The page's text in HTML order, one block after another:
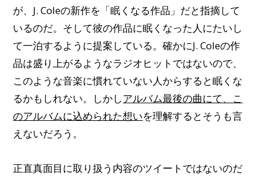
が、J. Coleの新作を「眠くなる作品」だと指摘して
いるのだ。そして彼の作品に眠くなった人にたいし
て一泊するように提案している。確かにJ. Coleの作
品は盛り上がるようなラジオヒットではないので、
このような音楽に慣れていない人からすると眠くな
るかもしれない。しかしアルバム最後の曲にて、こ
のアルバムに込められた想いを理解するとそうも言
えないだろう。
正直真面目に取り扱う内容のツイートではないのだ